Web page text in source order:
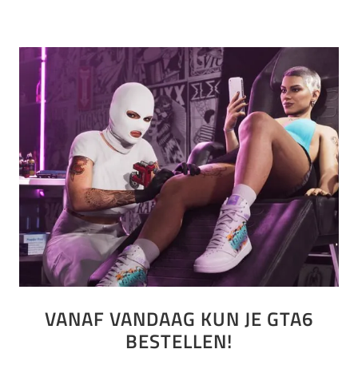
VANAF VANDAAG KUN JE GTA6
BESTELLEN!